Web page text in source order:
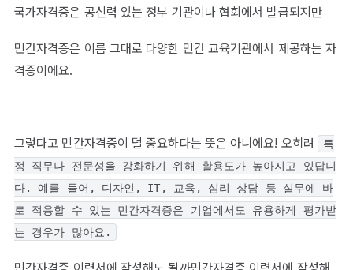
국가자격증은 공신력 있는 정부 기관이나 협회에서 발급되지만
민간자격증은 이름 그대로 다양한 민간 교육기관에서 제공하는 자
격증이에요.
그렇다고 민간자격증이 덜 중요하다는 뜻은 아니에요! 오히려
특
정 직무나 전문성을 강화하기 위해 활용도가 높아지고 있답니
다. 예를 들어, 디자인, IT, 교육, 심리 상담 등 실무에 바
로 적용할 수 있는 민간자격증은 기업에서도 유용하게 평가받
는 경우가 많아요.